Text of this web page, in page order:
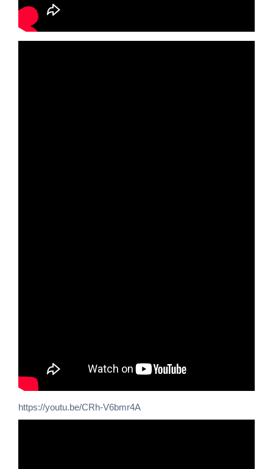
https://youtu.be/CRh-V6bmr4A